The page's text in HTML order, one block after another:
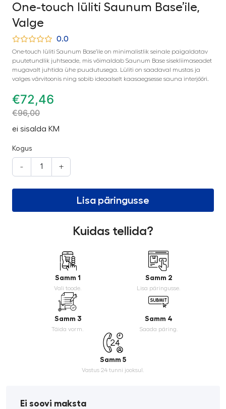
One-touch lüliti Saunum Base’ile,
Valge
0.0
One-touch lüliti Saunum Base’ile on minimalistlik seinale paigaldatav
puutetundlik juhtseade, mis võimaldab Saunum Base sisekliimaseadet
mugavalt juhtida ühe puudutusega. Lüliti on saadaval mustas ja
valges värvitoonis ning sobib ideaalselt kaasaegsesse sauna interjööri.
€72,46
€96,00
ei sisalda KM
Kogus
- +
Lisa päringusse
Kuidas tellida?
Samm 1
Vali toode.
Samm 2
Lisa päringusse.
Samm 3
Täida vorm.
Samm 4
Saada päring.
Samm 5
Vastus 24 tunni jooksul.
Ei soovi maksta